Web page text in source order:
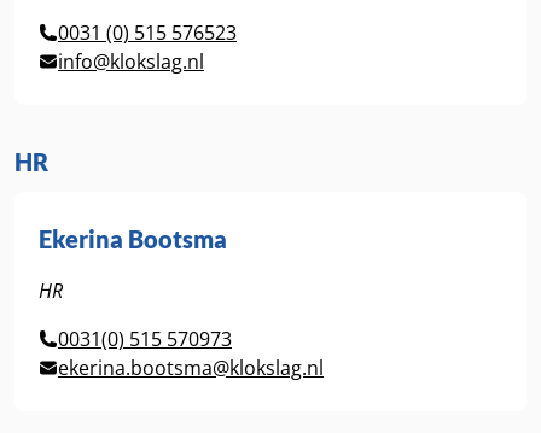
0031 (0) 515 576523
info@klokslag.nl
HR
Ekerina Bootsma
HR
0031(0) 515 570973
ekerina.bootsma@klokslag.nl